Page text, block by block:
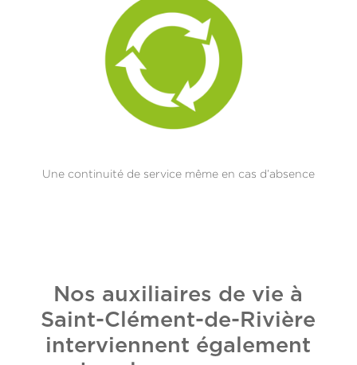
Une continuité de service même en cas d’absence
Nos auxiliaires de vie à
Saint-Clément-de-Rivière
interviennent également